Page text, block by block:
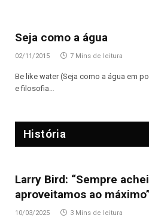
Seja como a água
02/11/2015 7 Mins de leitura
Be like water (Seja como a água em
e filosofia…
História
Larry Bird: “Sempre
aproveitamos ao
10/03/2025 3 Mins de leitura